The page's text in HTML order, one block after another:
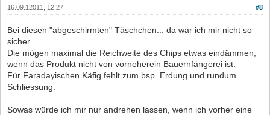
#8
16.09.12011, 12:27
Bei diesen "abgeschirmten" Täschchen... da wär ich mir nicht so
sicher.
Die mögen maximal die Reichweite des Chips etwas eindämmen,
wenn das Produkt nicht von vorneherein Bauernfängerei ist.
Für Faradayischen Käfig fehlt zum bsp. Erdung und rundum
Schliessung.
Sowas würde ich mir nur andrehen lassen, wenn ich vorher eine